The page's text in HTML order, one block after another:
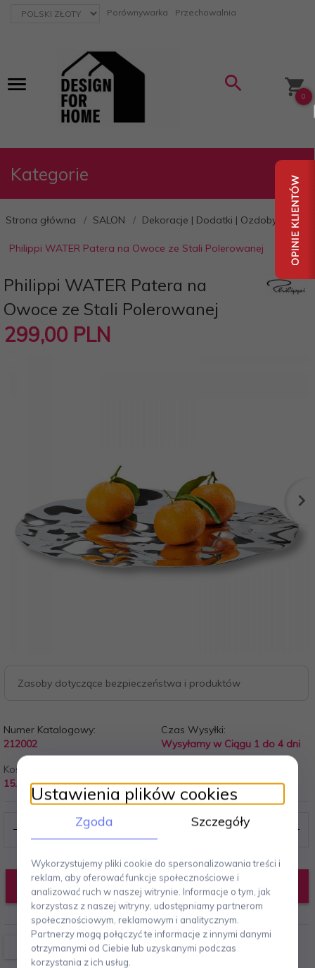
currency_h Porównywarka Przechowalnia
0
Kategorie
Strona główna SALON Dekoracje | Dodatki | Ozdoby
Philippi WATER Patera na Owoce ze Stali Polerowanej
Philippi WATER Patera na
Owoce ze Stali Polerowanej
299,00 PLN
Zasoby dotyczące bezpieczeństwa i produktów
Numer Katalogowy:
212002
Czas Wysyłki:
Wysyłamy w Ciągu 1 do 4 dni
Koszt wysyłki od:
15.00 PLN
Philippi
DODAJ DO KOSZYKA
Ustawienia plików cookies
Zgoda Szczegóły
Wykorzystujemy pliki cookie do spersonalizowania treści i
reklam, aby oferować funkcje społecznościowe i
analizować ruch w naszej witrynie. Informacje o tym, jak
korzystasz z naszej witryny, udostępniamy partnerom
społecznościowym, reklamowym i analitycznym.
Partnerzy mogą połączyć te informacje z innymi danymi
otrzymanymi od Ciebie lub uzyskanymi podczas
korzystania z ich usług.